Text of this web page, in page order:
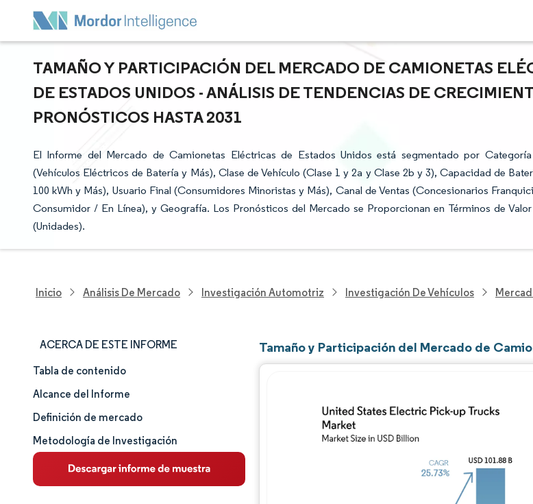
TAMAÑO Y PARTICIPACIÓN DEL MERCADO DE CAMIONETAS
DE ESTADOS UNIDOS - ANÁLISIS DE TENDENCIAS DE
PRONÓSTICOS HASTA 2031
El Informe del Mercado de Camionetas Eléctricas de Estados Unidos está segmentado por
(Vehículos Eléctricos de Batería y Más), Clase de Vehículo (Clase 1 y 2a y Clase 2b y 3), Capacidad de
100 kWh y Más), Usuario Final (Consumidores Minoristas y Más), Canal de Ventas (Concesionarios
Consumidor / En Línea), y Geografía. Los Pronósticos del Mercado se Proporcionan en Términos de Valor
(Unidades).
Inicio Análisis De Mercado Investigación Automotriz Investigación De Vehículos
ACERCA DE ESTE INFORME
Tamaño y cuota de mercado
Análisis de mercado
Tendencias e ideas
Análisis de segmentos
Tabla de contenido
Alcance del Informe
Definición de mercado
Metodología de Investigación
Tamaño y Participación del Mercado de